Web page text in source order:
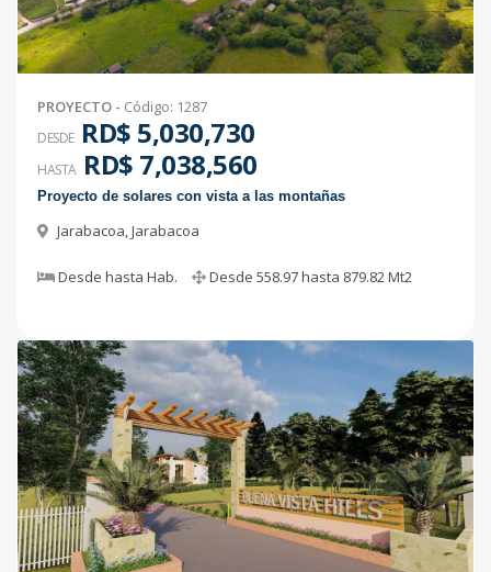
PROYECTO - Código: 1287
DESDE RD$ 5,030,730
HASTA RD$ 7,038,560
Proyecto de solares con vista a las montañas
Jarabacoa,Jarabacoa
Desde hasta Hab. Desde 558.97hasta 879.82Mt2